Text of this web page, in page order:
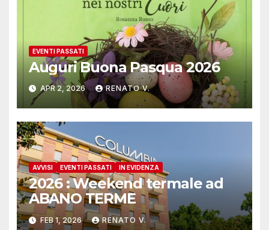
EVENTI PASSATI
Auguri Buona Pasqua 2026
APR 2, 2026 RENATO V.
AVVISI EVENTI PASSATI IN EVIDENZA
2026 : Weekend termale ad
ABANO TERME
FEB 1, 2026 RENATO V.